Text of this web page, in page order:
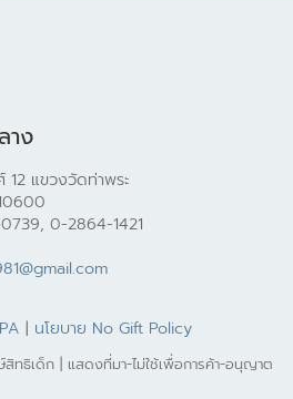
าง
แขวงวัดท่าพระ
0-2864-1421
| นโยบาย No Gift Policy
ธิเด็ก | แสดงที่มา-ไม่ใช้เพื่อการค้า-อนุญาต